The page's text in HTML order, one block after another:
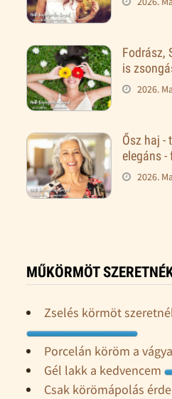
Fodrász,
is
2026.
Ősz haj -
elegáns
2026.
MŰKÖRMÖT
Zselés körmöt
Porcelán köröm a
Gél lakk a kedvencem
Csak körömápolás